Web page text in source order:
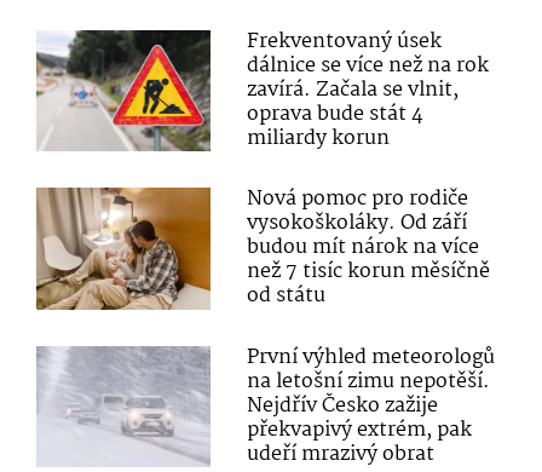
Frekventovaný úsek
dálnice se více než na rok
zavírá. Začala se vlnit,
oprava bude stát 4
miliardy korun
Nová pomoc pro rodiče
vysokoškoláky. Od září
budou mít nárok na více
než 7 tisíc korun měsíčně
od státu
První výhled meteorologů
na letošní zimu nepotěší.
Nejdřív Česko zažije
překvapivý extrém, pak
udeří mrazivý obrat